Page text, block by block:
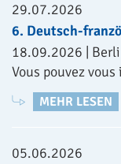
29.07.2026
6. Deutsch-
18.09.2026 |
Vous pouvez
MEHR LESEN
05.06.2026